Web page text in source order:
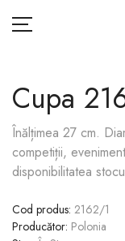
ACASĂ
CATEGORII
BLOG
022 000 365
Cupa
Înălțimea 27 cm.
competiții,
disponibilitatea
Cod produs: 2162/1
Producător: Polonia